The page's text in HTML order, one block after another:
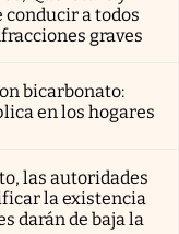
a todos
graves
bicarbonato:
en los hogares
las autoridades
la existencia
darán de baja la